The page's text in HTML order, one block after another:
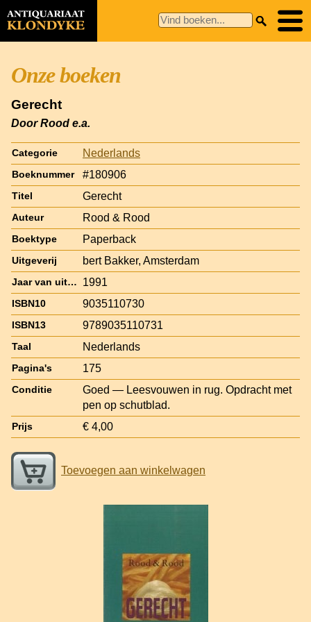
Onze boeken
Gerecht
Door Rood e.a.
Categorie Nederlands
Boeknummer #180906
Titel Gerecht
Auteur Rood & Rood
Boektype Paperback
Uitgeverij bert Bakker, Amsterdam
Jaar van uitgave 1991
ISBN10 9035110730
ISBN13 9789035110731
Taal Nederlands
Pagina's 175
Conditie
Goed — Leesvouwen in rug. Opdracht met
pen op schutblad.
Prijs € 4,00
Toevoegen aan winkelwagen